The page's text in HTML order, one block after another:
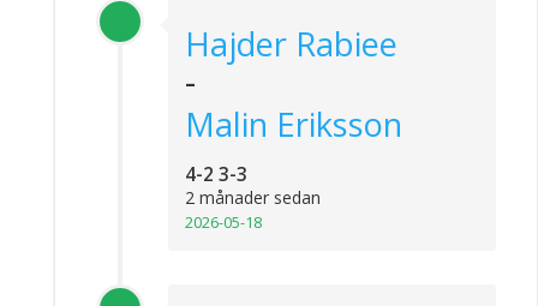
Hajder Rabiee
-
Malin Eriksson
4-2 3-3
2 månader sedan
2026-05-18